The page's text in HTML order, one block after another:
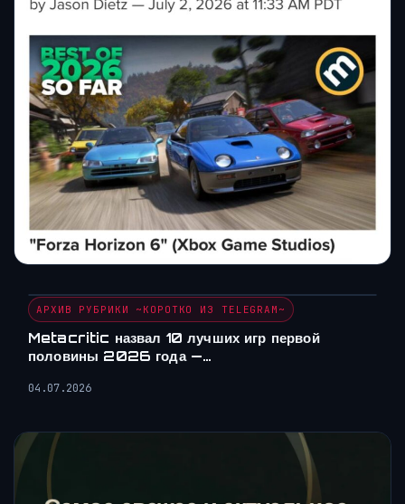
АРХИВ РУБРИКИ ~КОРОТКО ИЗ TELEGRAM~
Metacritic назвал 10 лучших игр первой
половины 2026 года —…
04.07.2026